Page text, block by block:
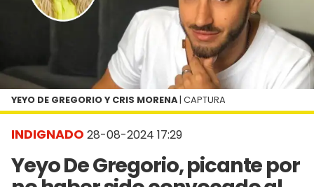
INDIGNADO 28-08-2024 17:29
Yeyo De Gregorio, picante por
YEYO DE GREGORIO Y CRIS MORENA | CAPTURA